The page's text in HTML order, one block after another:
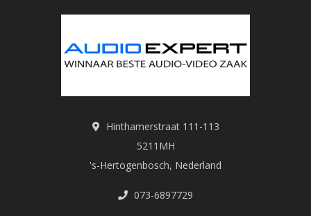
Hinthamerstraat 111-113
5211MH
's-Hertogenbosch, Nederland
073-6897729